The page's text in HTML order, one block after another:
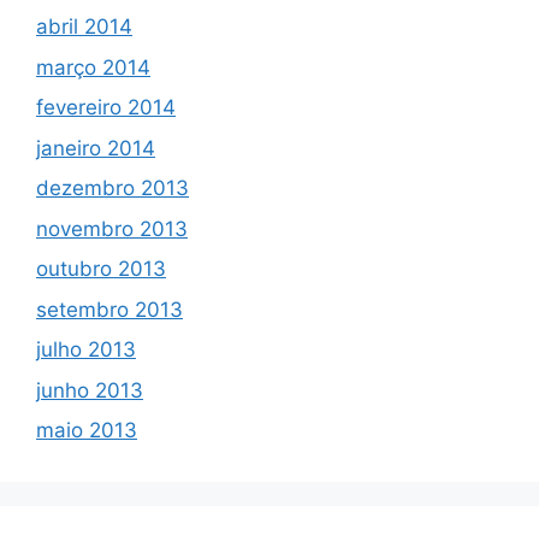
abril 2014
março 2014
fevereiro 2014
janeiro 2014
dezembro 2013
novembro 2013
outubro 2013
setembro 2013
julho 2013
junho 2013
maio 2013